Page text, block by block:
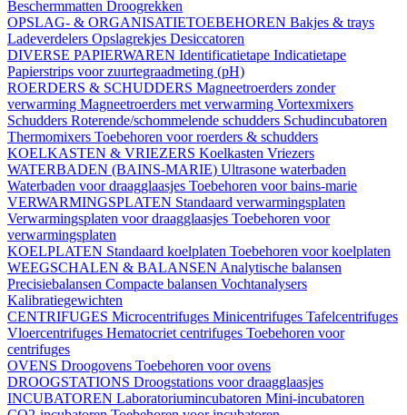
Beschermmatten Droogrekken
OPSLAG- & ORGANISATIETOEBEHOREN Bakjes & trays
Ladeverdelers Opslagrekjes Desiccatoren
DIVERSE PAPIERWAREN Identificatietape Indicatietape
Papierstrips voor zuurtegraadmeting (pH)
ROERDERS & SCHUDDERS Magneetroerders zonder
verwarming Magneetroerders met verwarming Vortexmixers
Schudders Roterende/schommelende schudders Schudincubatoren
Thermomixers Toebehoren voor roerders & schudders
KOELKASTEN & VRIEZERS Koelkasten Vriezers
WATERBADEN (BAINS-MARIE) Ultrasone waterbaden
Waterbaden voor draagglaasjes Toebehoren voor bains-marie
VERWARMINGSPLATEN Standaard verwarmingsplaten
Verwarmingsplaten voor draagglaasjes Toebehoren voor
verwarmingsplaten
KOELPLATEN Standaard koelplaten Toebehoren voor koelplaten
WEEGSCHALEN & BALANSEN Analytische balansen
Precisiebalansen Compacte balansen Vochtanalysers
Kalibratiegewichten
CENTRIFUGES Microcentrifuges Minicentrifuges Tafelcentrifuges
Vloercentrifuges Hematocriet centrifuges Toebehoren voor
centrifuges
OVENS Droogovens Toebehoren voor ovens
DROOGSTATIONS Droogstations voor draagglaasjes
INCUBATOREN Laboratoriumincubatoren Mini-incubatoren